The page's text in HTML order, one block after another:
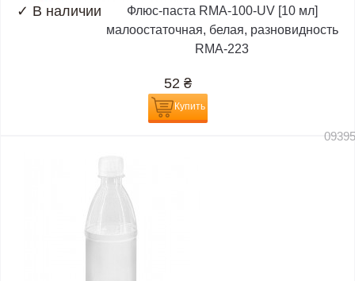
✓ В наличии
Флюс-паста RMA-100-UV [10 мл]
малоостаточная, белая, разновидность
RMA-223
52 ₴
Купить